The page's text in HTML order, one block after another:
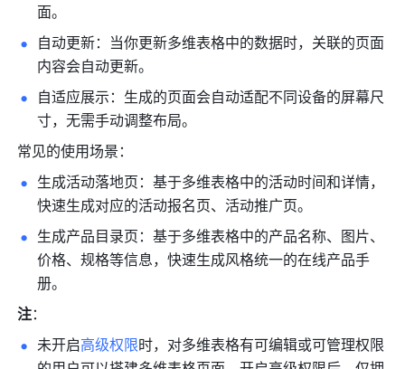
面。
自动更新：当你更新多维表格中的数据时，关联的页面
内容会自动更新。
自适应展示：生成的页面会自动适配不同设备的屏幕尺
寸，无需手动调整布局。
常见的使用场景：
生成活动落地页：基于多维表格中的活动时间和详情，
快速生成对应的活动报名页、活动推广页。
生成产品目录页：基于多维表格中的产品名称、图片、
价格、规格等信息，快速生成风格统一的在线产品手
册。
注：
未开启高级权限时，对多维表格有可编辑或可管理权限